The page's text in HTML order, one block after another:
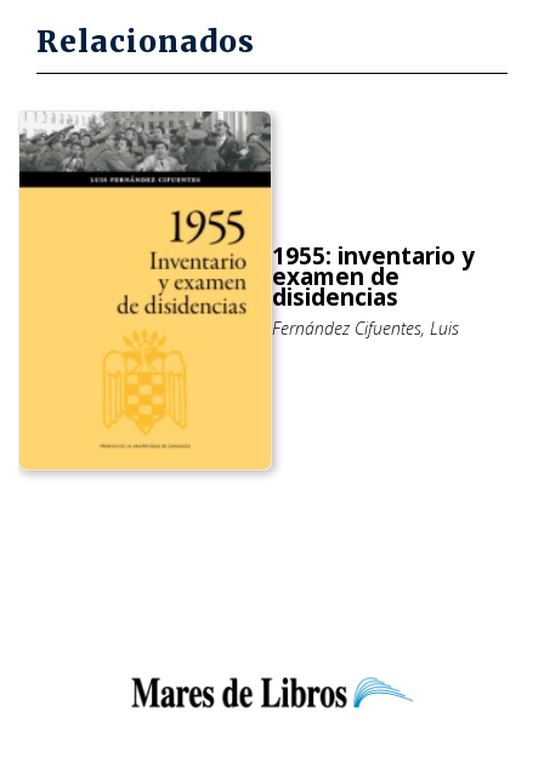
Relacionados
1955: inventario y
examen de
disidencias
Fernández Cifuentes, Luis